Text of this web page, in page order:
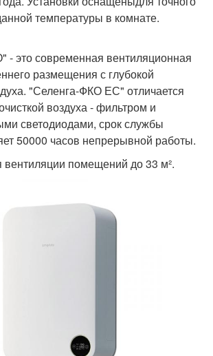
температуры в комнате.
- это современная вентиляционная
размещения с глубокой
"Селенга-ФКО ЕС" отличается
воздуха - фильтром и
светодиодами, срок службы
50000 часов непрерывной работы.
вентиляции помещений до 33 м².